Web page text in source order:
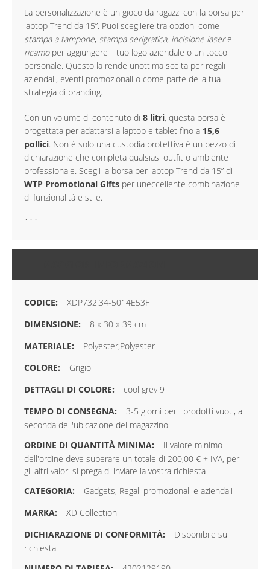
La personalizzazione è un gioco da ragazzi con la borsa per
laptop Trend da 15”. Puoi scegliere tra opzioni come
stampa a tampone, stampa serigrafica, incisione lasere
ricamoper aggiungere il tuo logo aziendale o un tocco
personale. Questo la rende unottima scelta per regali
aziendali, eventi promozionali o come parte della tua
strategia di branding.
Con un volume di contenuto di 8 litri, questa borsa è
progettata per adattarsi a laptop e tablet fino a 15,6
pollici. Non è solo una custodia protettiva è un pezzo di
dichiarazione che completa qualsiasi outfit o ambiente
professionale. Scegli la borsa per laptop Trend da 15” di
WTP Promotional Gifts per uneccellente combinazione
di funzionalità e stile.
```
XDP732.34-5014E53F
8 x 30 x 39 cm
Polyester,Polyester
Grigio
cool grey 9
3-5 giorni per i prodotti vuoti, a
seconda dell'ubicazione del magazzino
Il valore minimo
dell'ordine deve superare un totale di 200,00 € + IVA, per
gli altri valori si prega di inviare la vostra richiesta
Gadgets, Regali promozionali e aziendali
XD Collection
Disponibile su
richiesta